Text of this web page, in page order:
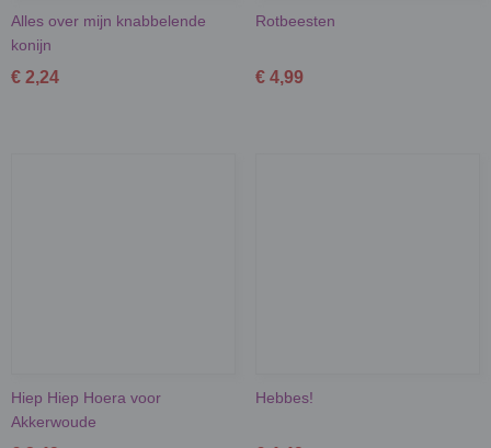
Alles over mijn knabbelende
konijn
€ 2,24
Rotbeesten
€ 4,99
Hiep Hiep Hoera voor
Akkerwoude
Hebbes!